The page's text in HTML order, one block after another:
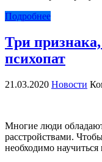
Подробнее
Три
психопат
21.03.2020 Новости
Многие люди
расстройствами.
необходимо